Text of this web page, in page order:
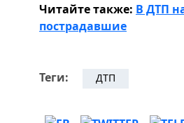
Читайте также: В ДТП
пострадавшие
Теги: ДТП